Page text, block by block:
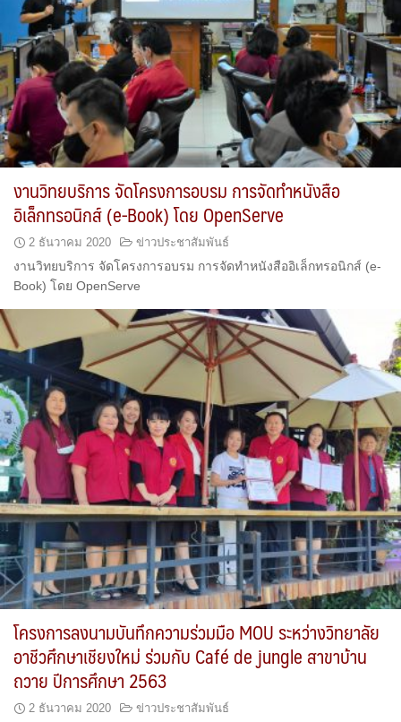
งานวิทยบริการ จัดโครงการอบรม การจัดทำหนังสือ
อิเล็กทรอนิกส์ (e-Book) โดย OpenServe
2 ธันวาคม 2020 ข่าวประชาสัมพันธ์
งานวิทยบริการ จัดโครงการอบรม การจัดทำหนังสืออิเล็กทรอนิกส์ (e-
Book) โดย OpenServe
โครงการลงนามบันทึกความร่วมมือ MOU ระหว่างวิทยาลัย
อาชีวศึกษาเชียงใหม่ ร่วมกับ Café de jungle สาขาบ้าน
ถวาย ปีการศึกษา 2563
2 ธันวาคม 2020 ข่าวประชาสัมพันธ์